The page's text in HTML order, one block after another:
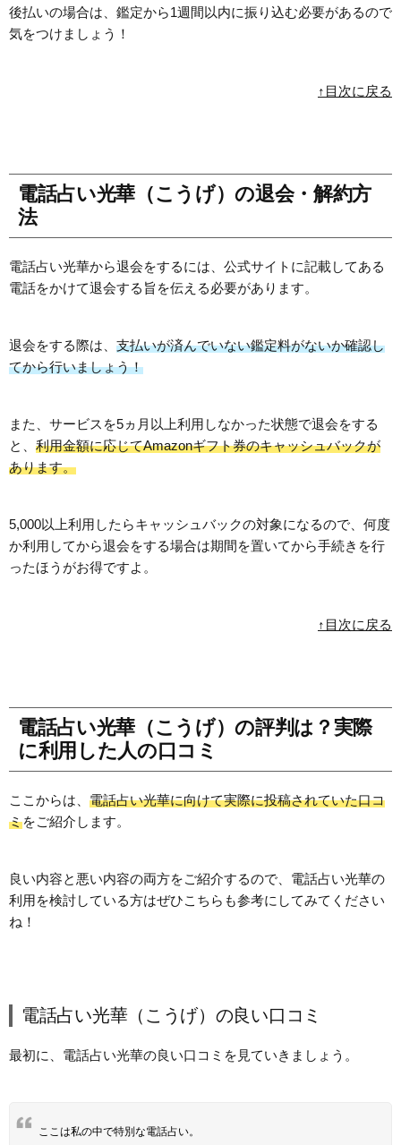
後払いの場合は、鑑定から1週間以内に振り込む必要があるので
気をつけましょう！
↑目次に戻る
電話占い光華（こうげ）の退会・解約方
法
電話占い光華から退会をするには、公式サイトに記載してある
電話をかけて退会する旨を伝える必要があります。
退会をする際は、 支払いが済んでいない鑑定料がないか確認し
てから行いましょう！
また、サービスを5ヵ月以上利用しなかった状態で退会をする
と、 利用金額に応じてAmazonギフト券のキャッシュバックが
あります。
5,000以上利用したらキャッシュバックの対象になるので、何度
か利用してから退会をする場合は期間を置いてから手続きを行
ったほうがお得ですよ。
↑目次に戻る
電話占い光華（こうげ）の評判は？実際
に利用した人の口コミ
ここからは、 電話占い光華に向けて実際に投稿されていた口コ
ミをご紹介します。
良い内容と悪い内容の両方をご紹介するので、電話占い光華の
利用を検討している方はぜひこちらも参考にしてみてください
ね！
電話占い光華（こうげ）の良い口コミ
最初に、電話占い光華の良い口コミを見ていきましょう。
ここは私の中で特別な電話占い。